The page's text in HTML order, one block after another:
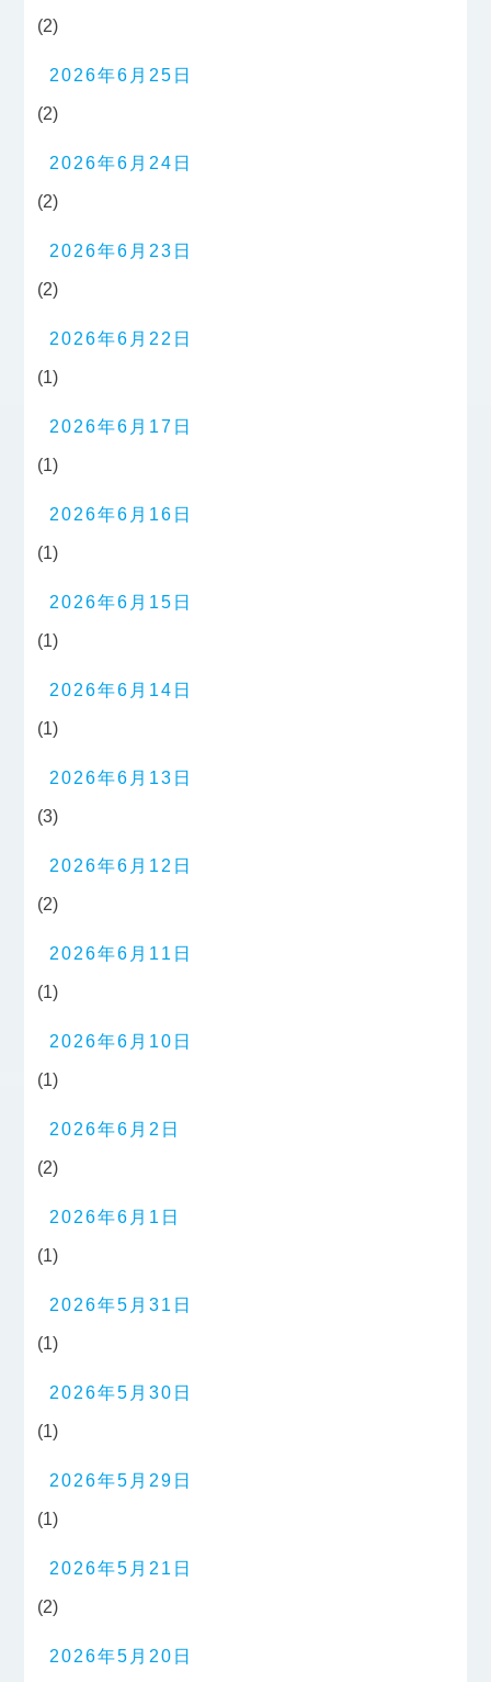
(2)
2026年6月25日
(2)
2026年6月24日
(2)
2026年6月23日
(2)
2026年6月22日
(1)
2026年6月17日
(1)
2026年6月16日
(1)
2026年6月15日
(1)
2026年6月14日
(1)
2026年6月13日
(3)
2026年6月12日
(2)
2026年6月11日
(1)
2026年6月10日
(1)
2026年6月2日
(2)
2026年6月1日
(1)
2026年5月31日
(1)
2026年5月30日
(1)
2026年5月29日
(1)
2026年5月21日
(2)
2026年5月20日